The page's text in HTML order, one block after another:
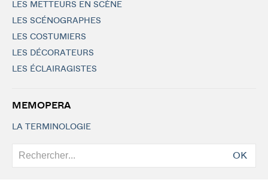
LES METTEURS EN SCÈNE
LES SCÉNOGRAPHES
LES COSTUMIERS
LES DÉCORATEURS
LES ÉCLAIRAGISTES
MEMOPERA
LA TERMINOLOGIE
OK